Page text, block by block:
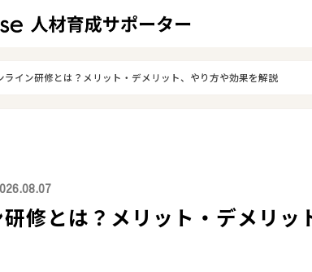
ライン研修とは？メリット・デメリット、やり方や効果を解説
修とは？メリット・デメリッ